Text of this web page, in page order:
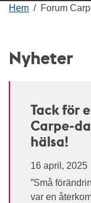
Hem Forum
Nyheter
Tack för
Carpe-
hälsa!
16 april, 2025
”Små
var en